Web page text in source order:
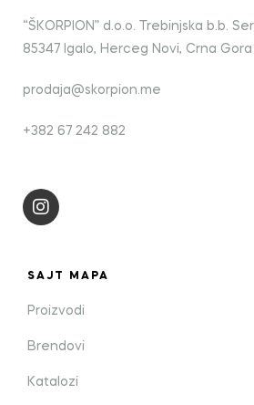
“ŠKORPION” d.o.o. Trebinjska b.b.
85347 Igalo, Herceg Novi, Crna Gora
prodaja@skorpion.me
+382 67 242 882
SAJT MAPA
Proizvodi
Brendovi
Katalozi